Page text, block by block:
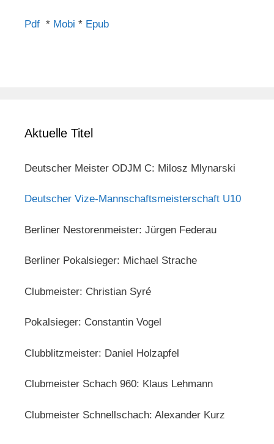
Pdf * Mobi * Epub
Aktuelle Titel
Deutscher Meister ODJM C: Milosz Mlynarski
Deutscher Vize-Mannschaftsmeisterschaft U10
Berliner Nestorenmeister: Jürgen Federau
Berliner Pokalsieger: Michael Strache
Clubmeister: Christian Syré
Pokalsieger: Constantin Vogel
Clubblitzmeister: Daniel Holzapfel
Clubmeister Schach 960: Klaus Lehmann
Clubmeister Schnellschach: Alexander Kurz